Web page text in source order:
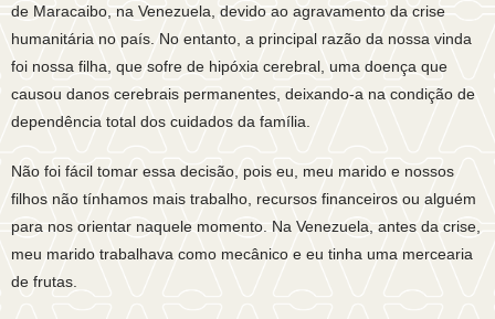
de Maracaibo, na Venezuela, devido ao agravamento da crise
humanitária no país. No entanto, a principal razão da nossa vinda
foi nossa filha, que sofre de hipóxia cerebral, uma doença que
causou danos cerebrais permanentes, deixando-a na condição de
dependência total dos cuidados da família.
Não foi fácil tomar essa decisão, pois eu, meu marido e nossos
filhos não tínhamos mais trabalho, recursos financeiros ou alguém
para nos orientar naquele momento. Na Venezuela, antes da crise,
meu marido trabalhava como mecânico e eu tinha uma mercearia
de frutas.